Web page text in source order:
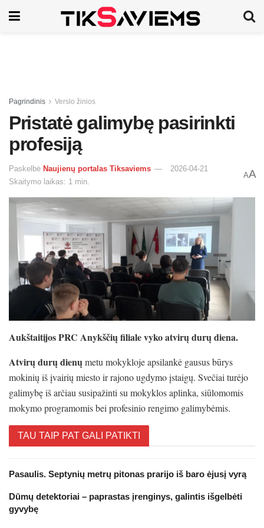
Pagrindinis Verslo žinios
Pristatė galimybę pasirinkti
profesiją
Paskelbė Naujienų portalas Tiksaviems
2026-04-21
Skaitymo laikas: 1 min.
AA
Aukštaitijos PRC Anykščių filiale vyko atvirų durų diena.
Atvirų durų dienųmetu mokykloje apsilankė gausus būrys
mokinių iš įvairių miesto ir rajono ugdymo įstaigų. Svečiai turėjo
galimybę iš arčiau susipažinti su mokyklos aplinka, siūlomomis
mokymo programomis bei profesinio rengimo galimybėmis.
TAU TAIP PAT GALI PATIKTI
Pasaulis. Septynių metrų pitonas prarijo iš baro ėjusį vyrą
Dūmų detektoriai – paprastas įrenginys, galintis išgelbėti
gyvybę